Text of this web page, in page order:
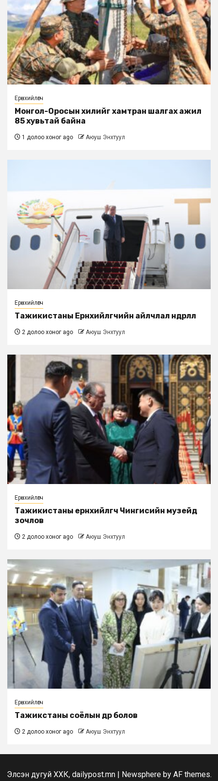
Ерөнхийлөгч
Монгол-Оросын хилийг хамтран шалгах ажил
85 хувьтай байна
1 долоо хоног ago Аюуш Энхтуул
Ерөнхийлөгч
Тажикистаны Ерөнхийлөгчийн айлчлал өндөрлөлөө
2 долоо хоног ago Аюуш Энхтуул
Ерөнхийлөгч
Тажикистаны ерөнхийлөгч Чингисийн музейд
зочлов
2 долоо хоног ago Аюуш Энхтуул
Ерөнхийлөгч
Тажикстаны соёлын өдөр болов
2 долоо хоног ago Аюуш Энхтуул
Элсэн дугуй ХХК, dailypost.mn | Newsphereby AF themes.